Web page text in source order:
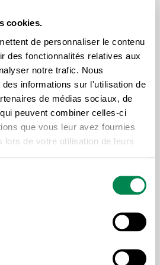
cookies.
de personnaliser le contenu
des fonctionnalités relatives aux
notre trafic. Nous
des informations sur l'utilisation de
de médias sociaux, de
peuvent combiner celles-ci
que vous leur avez fournies
lors de votre utilisation de leurs
et la pérennité de sa
ordonnance de sauvegarde
de toute action de
de la ressource, et ce, tant et
n’y aura pas un jugement sur le
La CSD accueille avec
en faveur de l’association
ses rangs.
de faire une différence
en est un bel exemple.